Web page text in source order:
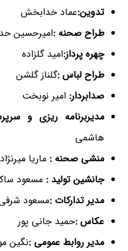
تدوین:عماد خدابخش
طراح صحنه :امیرحسین
چهره پرداز:امید گلزاده
طراح لباس :گلناز گلشن
صدابردار: امیر نوبخت
مدیربرنامه ریزی و
هاشمی
منشی صحنه : ماریا میرنژاد
جانشین تولید : مسعود
مدیر تدارکات :مسعود
عکاس :حمید جانی پور
مدیر روابط عمومی :نگین